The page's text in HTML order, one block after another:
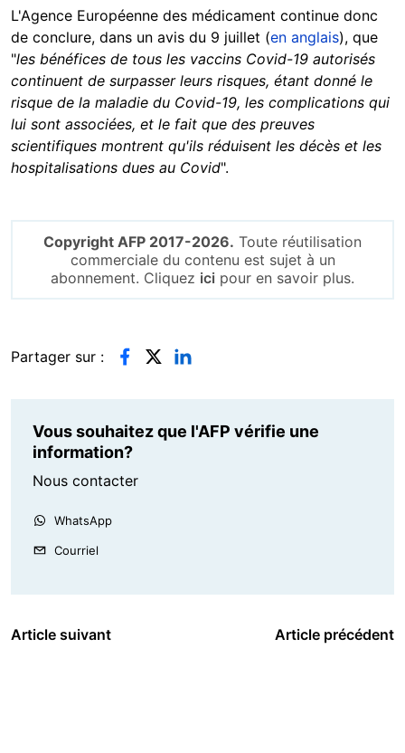
L'Agence Européenne des médicament continue donc
de conclure, dans un avis du 9 juillet (en anglais), que
"les bénéfices de tous les vaccins Covid-19 autorisés
continuent de surpasser leurs risques, étant donné le
risque de la maladie du Covid-19, les complications qui
lui sont associées, et le fait que des preuves
scientifiques montrent qu'ils réduisent les décès et les
hospitalisations dues au Covid".
Copyright AFP 2017-2026. Toute réutilisation
commerciale du contenu est sujet à un
abonnement. Cliquez ici pour en savoir plus.
Partager sur :
Vous souhaitez que l'AFP vérifie une
information?
Nous contacter
WhatsApp
Courriel
Article suivant Article précédent